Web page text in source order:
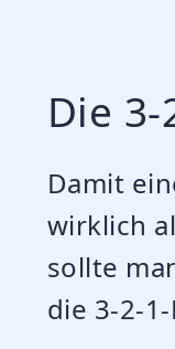
Die
Damit
wirklich
sollte
die 3-2-